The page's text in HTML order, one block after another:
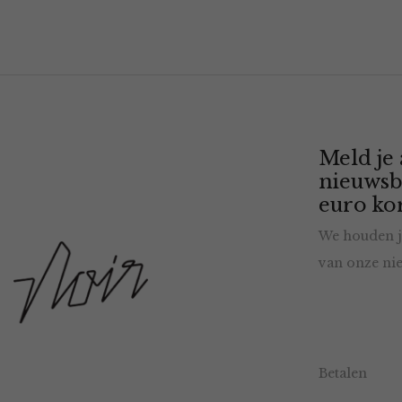
Meld je
euro
We houden
van onze
Betalen